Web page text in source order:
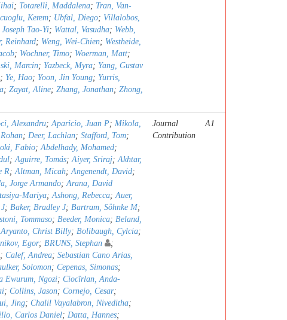
; Totarelli, Maddalena; Tran, Van-
Kerem; Ubfal, Diego; Villalobos,
Tao-Yi; Wattal, Vasudha; Webb,
Reinhard; Weng, Wei-Chien; Westheide,
; Wochner, Timo; Woerman, Matt;
Marcin; Yazbeck, Myra; Yang, Gustav
; Ye, Hao; Yoon, Jin Young; Yurris,
; Zayat, Aline; Zhang, Jonathan; Zhong,
Alexandru;Aparicio, Juan P; Mikola,
; Deer, Lachlan; Stafford, Tom;
Fabio;Abdelhady, Mohamed;
;Aguirre, Tomás;Aiyer, Sriraj;Akhtar,
R;Altman, Micah;Angenendt, David;
Jorge Armando;Arana, David
Mariya;Ashong, Rebecca;Auer,
; Baker, Bradley J; Bartram, Söhnke M;
Tommaso; Beeder, Monica; Beland,
Aryanto, Christ Billy; Bolibaugh, Cylcia;
Egor; BRUNS, Stephan
;
; Calef, Andrea; Sebastian Cano Arias,
Solomon; Cepenas, Simonas;
Ewurum, Ngozi; Ciocîrlan, Anda-
; Collins, Jason; Cornejo, Cesar;
Jing; Chalil Vayalabron, Niveditha;
Carlos Daniel; Datta, Hannes;
Journal
Contribution
A1